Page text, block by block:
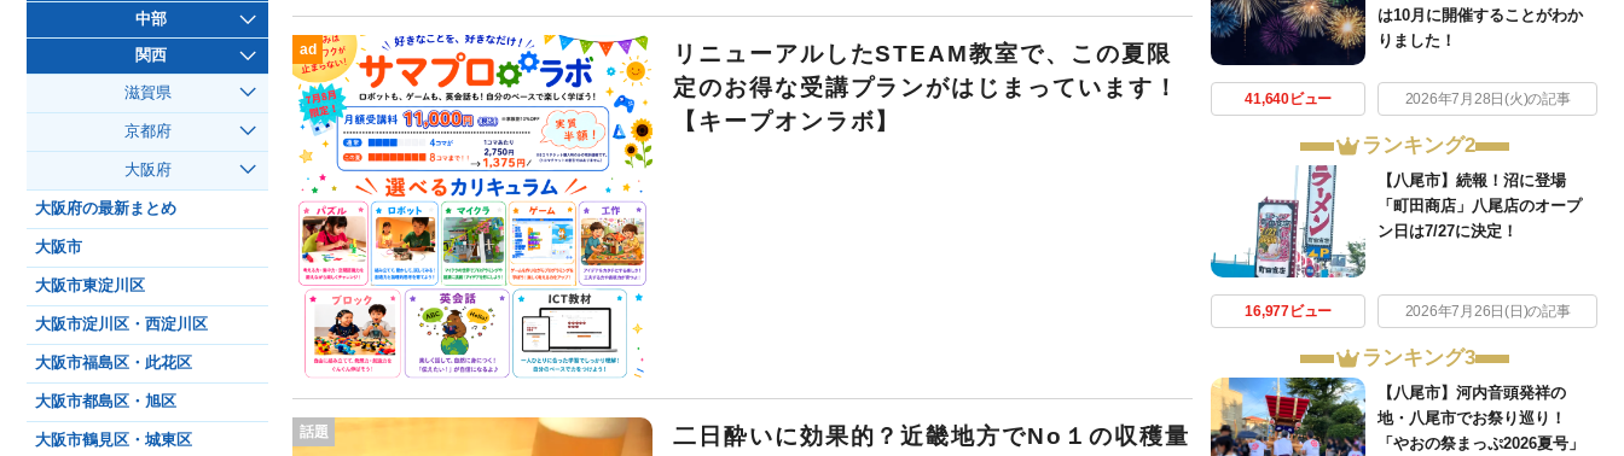
ad
リニューアルしたSTEAM教室で、この夏限
定のお得な受講プランがはじまっています！
【キープオンラボ】
二日酔いに効果的？近畿地方でNo１の収穫量
話題
は10月に開催することがわか
りました！
41,640ビュー 2026年7月28日(火)の記事
ランキング2
【八尾市】続報！沼に登場
「町田商店」八尾店のオープ
ン日は7/27に決定！
16,977ビュー 2026年7月26日(日)の記事
ランキング3
【八尾市】河内音頭発祥の
地・八尾市でお祭り巡り！
「やおの祭まっぷ2026夏号」
中部
関西
滋賀県
京都府
大阪府
大阪府の最新まとめ
大阪市
大阪市東淀川区
大阪市淀川区・西淀川区
大阪市福島区・此花区
大阪市都島区・旭区
大阪市鶴見区・城東区